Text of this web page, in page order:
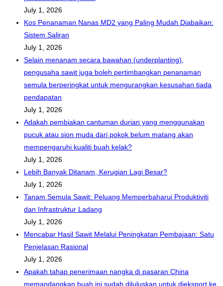
July 1, 2026
Kos Penanaman Nanas MD2 yang Paling Mudah Diabaikan:
Sistem Saliran
July 1, 2026
Selain menanam secara bawahan (underplanting),
pengusaha sawit juga boleh pertimbangkan penanaman
semula berperingkat untuk mengurangkan kesusahan tiada
pendapatan
July 1, 2026
Adakah pembiakan cantuman durian yang menggunakan
pucuk atau sion muda dari pokok belum matang akan
mempengaruhi kualiti buah kelak?
July 1, 2026
Lebih Banyak Ditanam, Kerugian Lagi Besar?
July 1, 2026
Tanam Semula Sawit: Peluang Memperbaharui Produktiviti
dan Infrastruktur Ladang
July 1, 2026
Mencabar Hasil Sawit Melalui Peningkatan Pembajaan: Satu
Penjelasan Rasional
July 1, 2026
Apakah tahap penerimaan nangka di pasaran China
memandangkan buah ini sudah diluluskan untuk dieksport ke